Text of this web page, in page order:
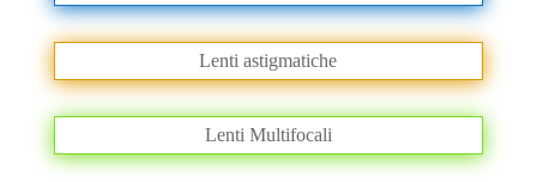
Lenti astigmatiche
Lenti Multifocali